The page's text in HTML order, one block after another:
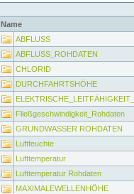
Name
ABFLUSS
ABFLUSS_ROHDATEN
CHLORID
DURCHFAHRTSHÖHE
Fließgeschwindigkeit_Rohdaten
GRUNDWASSER ROHDATEN
Luftfeuchte
Lufttemperatur
Lufttemperatur Rohdaten
MAXIMALEWELLENHÖHE